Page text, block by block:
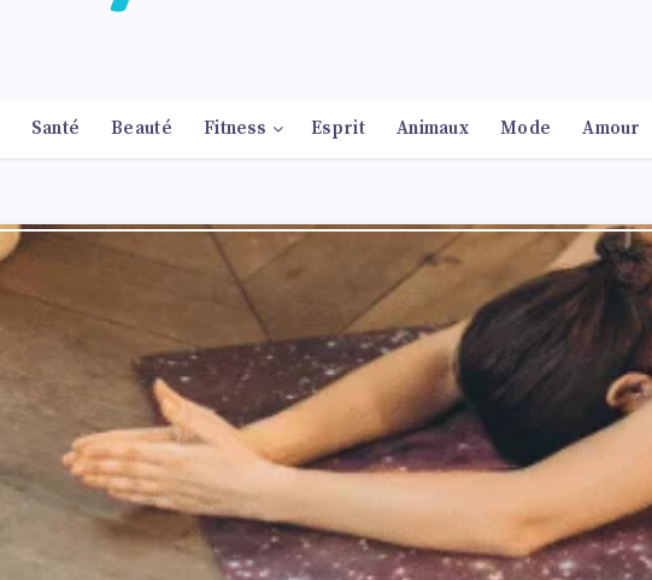
Santé Beauté Fitness Esprit Animaux Mode Amour